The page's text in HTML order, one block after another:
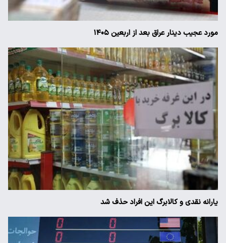
مورد عجیب دینار عراق بعد از اربعین ۱۴۰۵
یارانه نقدی و کالابرگ این افراد حذف شد